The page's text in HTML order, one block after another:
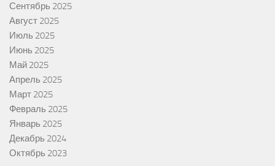
Сентябрь 2025
Август 2025
Июль 2025
Июнь 2025
Май 2025
Апрель 2025
Март 2025
Февраль 2025
Январь 2025
Декабрь 2024
Октябрь 2023